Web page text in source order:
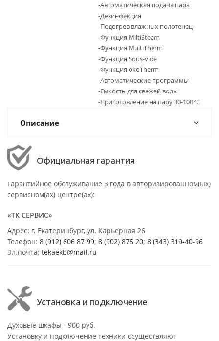
-Автоматическая подача пара
-Дезинфекция
-Подогрев влажных полотенец
-Функция MiltiSteam
-Функция MultiTherm
-Функция Sous-vide
-Функция ökoTherm
-Автоматические программы
-Емкость для свежей воды
-Приготовление на пару 30-100°С
Описание
Официальная гарантия
Гарантийное обслуживание 3 года в авторизированном(ых)
сервисном(ах) центре(ах):
«ТК СЕРВИС»
Адрес: г. Екатеринбург, ул. Карьерная 26
Телефон: 8 (912) 606 87 99; 8 (902) 875 20; 8 (343) 319-40-96
Эл.почта: tekaekb@mail.ru
Установка и подключение
Духовые шкафы - 900 руб.
Установку и подключение техники осуществляют